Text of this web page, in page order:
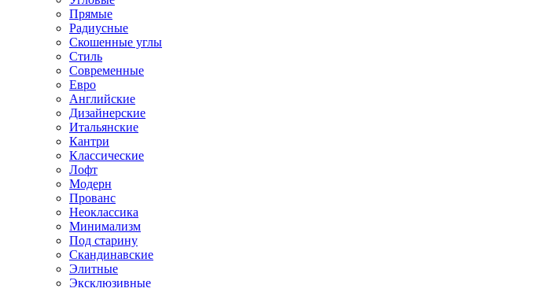
Прямые
Радиусные
Скошенные углы
Стиль
Современные
Евро
Английские
Дизайнерские
Итальянские
Кантри
Классические
Лофт
Модерн
Прованс
Неоклассика
Минимализм
Под старину
Скандинавские
Элитные
Эксклюзивные